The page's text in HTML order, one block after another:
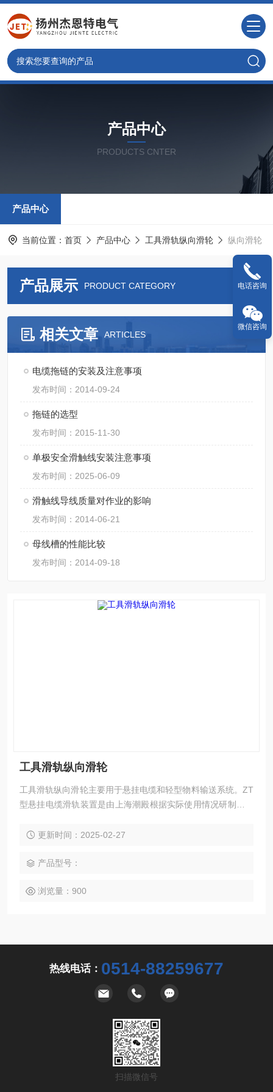
产品中心
PRODUCTS CNTER
产品中心
当前位置： 首页 产品中心 工具滑轨纵向滑轮 纵向滑轮
产品展示 PRODUCT CATEGORY
相关文章 ARTICLES
电缆拖链的安装及注意事项
发布时间：2014-09-24
拖链的选型
发布时间：2015-11-30
单极安全滑触线安装注意事项
发布时间：2025-06-09
滑触线导线质量对作业的影响
发布时间：2014-06-21
母线槽的性能比较
发布时间：2014-09-18
工具滑轨纵向滑轮
工具滑轨纵向滑轮主要用于悬挂电缆和轻型物料输送系统。‌ZT
型悬挂电缆滑轨装置‌是由上海潮殿根据实际使用情况研制改进
更新时间：2025-02-27
产品型号：
浏览量：900
热线电话： 0514-88259677
扫描微信号
电话咨询
微信咨询